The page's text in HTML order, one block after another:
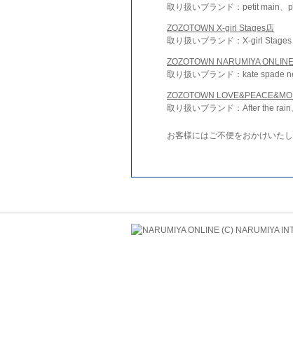
取り扱いブランド：petit main、
ZOZOTOWN X-girl Stages店
取り扱いブランド：X-girl
ZOZOTOWN NARUMIYA
取り扱いブランド：kate spade
ZOZOTOWN
取り扱いブランド：After the
お客様にはご不便をおかけいた